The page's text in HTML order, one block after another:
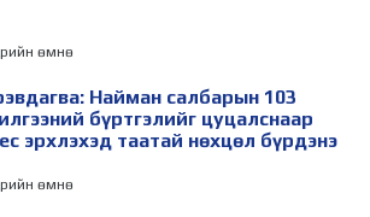
өмнө
Найман салбарын 103
бүртгэлийг цуцалснаар
эрхлэхэд таатай нөхцөл бүрдэнэ
өмнө